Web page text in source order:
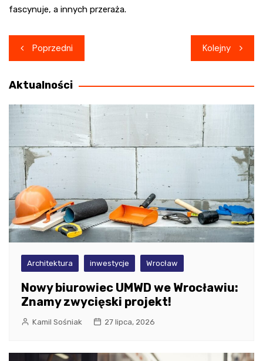
fascynuje, a innych przeraża.
Nawigacja
wpisu
Poprzedni Kolejny
Aktualności
Architektura inwestycje Wrocław
Nowy biurowiec UMWD we Wrocławiu:
Znamy zwycięski projekt!
Kamil Sośniak 27 lipca, 2026